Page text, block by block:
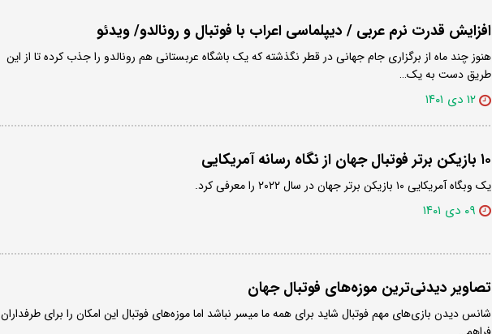
افزایش قدرت نرم عربی / دیپلماسی اعراب با فوتبال و رونالدو/ ویدئو
هنوز چند ماه از برگزاری جام جهانی در قطر نگذشته که یک باشگاه عربستانی هم رونالدو را جذب کرده تا از این
طریق دست به یک…
۱۲ دی ۱۴۰۱
۱۰ بازیکن برتر فوتبال جهان از نگاه رسانه آمریکایی
یک وبگاه آمریکایی ۱۰ بازیکن برتر جهان در سال ۲۰۲۲ را معرفی کرد.
۰۹ دی ۱۴۰۱
تصاویر دیدنی‌ترین موزه‌های فوتبال جهان
شانس دیدن بازی‌های مهم فوتبال شاید برای همه ما میسر نباشد اما موزه‌های فوتبال این امکان را برای طرفداران